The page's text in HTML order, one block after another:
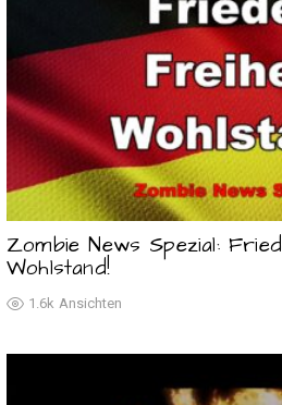
1.6k Ansichten
Zombie News Spezial:
Wohlstand!